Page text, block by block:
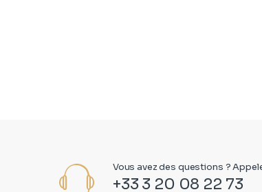
Vous avez des questions ?
+33 3 20 08 22 73